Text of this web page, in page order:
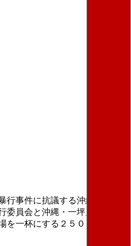
事件に抗議する沖縄県民大
員会と沖縄・一坪反戦地主
一杯にする２５００人が集